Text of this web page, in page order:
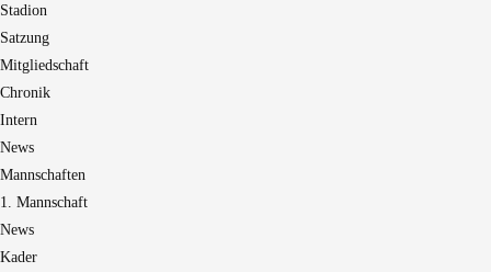
Stadion
Satzung
Mitgliedschaft
Chronik
Intern
News
Mannschaften
1. Mannschaft
News
Kader